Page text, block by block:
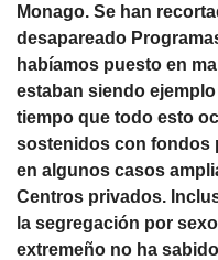
Monago. Se han
desapareado
habíamos puesto en
estaban siendo
tiempo que todo esto
sostenidos con fondos
en algunos casos
Centros privados.
la segregación por
extremeño no ha